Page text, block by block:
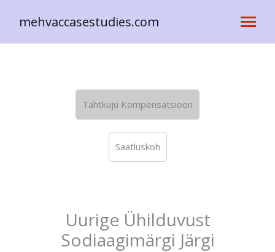
mehvaccasestudies.com
Tähtkuju Kompensatsioon
Saatluskoh
Uurige Ühilduvust
Sodiaagimärgi Järgi